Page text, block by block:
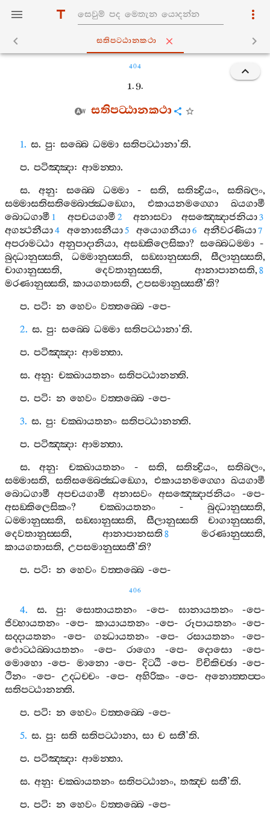
සතිපට‍්ඨානකථා
404
1. 9.
සතිපට‍්ඨානකථා
1. ස. පු: සබ‍්බෙ ධම‍්මා සතිපට‍්ඨානා’ති.
ප. පටිඤ‍්ඤා: ආමන‍්තා.
ස. අනු:සබ‍්බෙ ධම‍්මා -සති,සතින්‍ද්‍රියං,සතිබලං,
සම‍්මාසතිසතිම‍්බොජ‍්ඣඞ‍්ගො, එකායනමග‍්ගො
ඛයගාමී
බොධගාමී 1 අපචයගාමී 2 අනාසවා අසඤ‍්ඤොජනියා3
අගන්‍ථනීයා4 අනොඝනීයා5 අයොගනීයා 6 අනීවරණියා7
අපරාමට‍්ඨා අනුපාදානියා,අසඞ‍්කිලෙසිකා? සබ‍්බෙධම‍්මා-
බුද‍්ධානුස‍්සති, ධම‍්මානුස‍්සති,සඞ‍්ඝානුස‍්සති,සීලානුස‍්සති,
චාගානුස‍්සති, දෙවතානුස‍්සති, ආනාපානසති, 8
මරණානුස‍්සති, කායගතාසති, උපසමානුස‍්සතී’ති?
ප. පටි: න හෙවං වත‍්තබ‍්බෙ-පෙ-
2. ස. පු: සබ‍්බෙ ධම‍්මා සතිපට‍්ඨානා’ති.
ප. පටිඤ‍්ඤා: ආමන‍්තා.
ස. අනු: චක‍්ඛායතනං සතිපට‍්ඨානන‍්ති.
ප. පටි: න හෙවං වත‍්තබ‍්බෙ-පෙ-
3. ස. පු: චක‍්ඛායතනං සතිපට‍්ඨානන‍්ති.
ප. පටිඤ‍්ඤා: ආමන‍්තා.
ස.අනු:චක‍්ඛායතනං - සති,සතින්‍ද්‍රියං,සතිබලං,
සම‍්මාසති,සතිසම‍්බෙජ‍්ඣඞ‍්ගො, එකායනමග‍්ගො ඛයගාමී
බොධගාමී
අපචයගාමී අනාසවං අසඤ‍්ඤොජනියං -පෙ-
අසඞ‍්කිලෙසිකං?චක‍්ඛායතනං -බුද‍්ධානුස‍්සති,
ධම‍්මානුස‍්සති,සඞ‍්ඝානුස‍්සති, සීලානුස‍්සති චාගානුස‍්සති,
දෙවතානුස‍්සති, ආනාපානසති 8 මරණානුස‍්සති,
කායගතාසති, උපසමානුස‍්සතී’ති?
ප. පටි: න හෙවං වත‍්තබ‍්බෙ-පෙ-
406
4. ස.පු:සොතායතනං -පෙ- ඝානායතනං-පෙ-
ජිව‍්හායතනං -පෙ- කායායතනං-පෙ- රූපායතනං-පෙ-
සද‍්දායතනං -පෙ- ගන්‍ධායතනං-පෙ-රසායතනං -පෙ-
ඵොට‍්ඨබ‍්බායතනං -පෙ-රාගො -පෙ-දොසො -පෙ-
මොහො -පෙ- මානො-පෙ-දිට‍්ඨි -පෙ- විචිකිච‍්ඡා-පෙ-
ථිනං -පෙ-උද‍්ධච‍්චං -පෙ- අහිරිකං-පෙ-අනොත‍්තප‍්පං
සතිපට‍්ඨානන‍්ති.
ප. පටි: න හෙවං වත‍්තබ‍්බෙ-පෙ-
5. ස. පු: සති සතිපට‍්ඨානා, සා ච සතී’ති.
ප. පටිඤ‍්ඤා: ආමන‍්තා.
ස. අනු: චක‍්ඛායතනං සතිපට‍්ඨානං, තඤ‍්ච සතී’ති.
ප. පටි: න හෙවං වත‍්තබ‍්බෙ-පෙ-